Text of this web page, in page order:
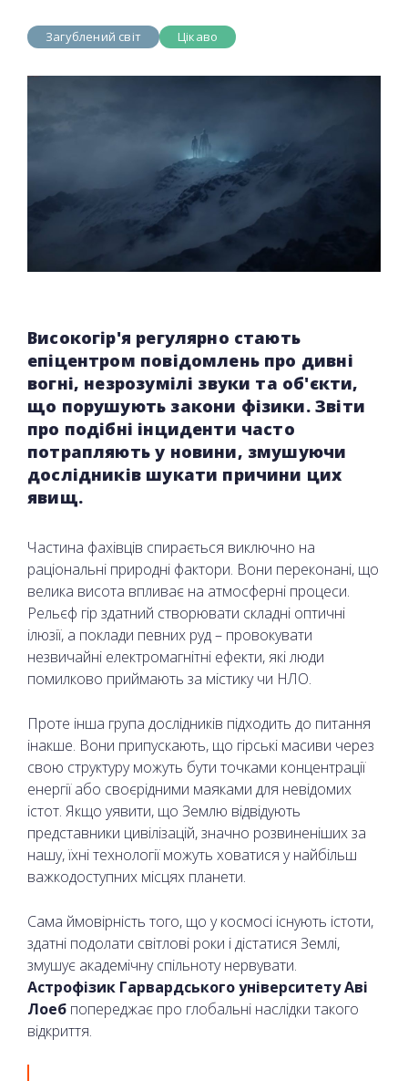
Загублений світ Цікаво
Високогір'я регулярно стають
епіцентром повідомлень про дивні
вогні, незрозумілі звуки та об'єкти,
що порушують закони фізики. Звіти
про подібні інциденти часто
потрапляють у новини, змушуючи
дослідників шукати причини цих
явищ.
Частина фахівців спирається виключно на
раціональні природні фактори. Вони переконані, що
велика висота впливає на атмосферні процеси.
Рельєф гір здатний створювати складні оптичні
ілюзії, а поклади певних руд – провокувати
незвичайні електромагнітні ефекти, які люди
помилково приймають за містику чи НЛО.
Проте інша група дослідників підходить до питання
інакше. Вони припускають, що гірські масиви через
свою структуру можуть бути точками концентрації
енергії або своєрідними маяками для невідомих
істот. Якщо уявити, що Землю відвідують
представники цивілізацій, значно розвиненіших за
нашу, їхні технології можуть ховатися у найбільш
важкодоступних місцях планети.
Сама ймовірність того, що у космосі існують істоти,
здатні подолати світлові роки і дістатися Землі,
змушує академічну спільноту нервувати.
Астрофізик Гарвардського університету Аві
Лоеб попереджає про глобальні наслідки такого
відкриття.